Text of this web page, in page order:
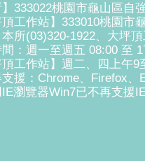
】333022桃園市龜山區自
頂工作站】333010桃園市
本所(03)320-1922、大坪
：週一至週五 08:00 至
頂工作站】週二、四上午9
援：Chrome、Firefox、
瀏覽器Win7已不再支援